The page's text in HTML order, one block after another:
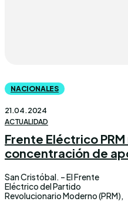
NACIONALES
21.04.2024
ACTUALIDAD
Frente Eléctrico
concentración de
San Cristóbal. – El Frente
Eléctrico del Partido
Revolucionario Moderno (PRM),
presidido por Martín Robles
Morillo y bajo la coordinación del